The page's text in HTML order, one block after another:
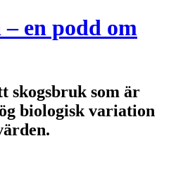
– en podd om
skogsbruk som är
biologisk variation